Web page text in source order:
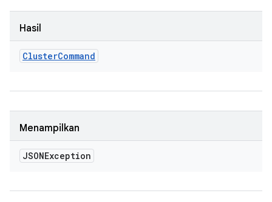
Hasil
ClusterCommand
Menampilkan
JSONException